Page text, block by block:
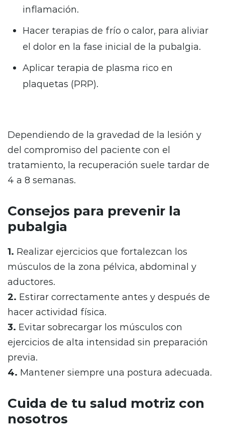
inflamación.
Hacer terapias de frío o calor, para aliviar
el dolor en la fase inicial de la pubalgia.
Aplicar terapia de plasma rico en
plaquetas (PRP).
Dependiendo de la gravedad de la lesión y
del compromiso del paciente con el
tratamiento, la recuperación suele tardar de
4 a 8 semanas.
Consejos para prevenir la
pubalgia
1. Realizar ejercicios que fortalezcan los
músculos de la zona pélvica, abdominal y
aductores.
2. Estirar correctamente antes y después de
hacer actividad física.
3. Evitar sobrecargar los músculos con
ejercicios de alta intensidad sin preparación
previa.
4. Mantener siempre una postura adecuada.
Cuida de tu salud motriz con
nosotros